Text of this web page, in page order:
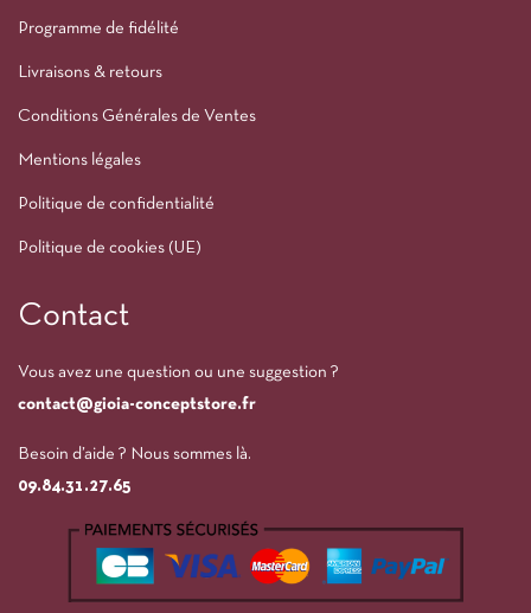
Programme de fidélité
Livraisons & retours
Conditions Générales de Ventes
Mentions légales
Politique de confidentialité
Politique de cookies (UE)
Contact
Vous avez une question ou une suggestion ?
contact@gioia-conceptstore.fr
Besoin d’aide ? Nous sommes là.
09.84.31.27.65